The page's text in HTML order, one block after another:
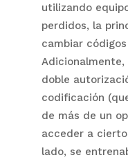
utilizando
perdidos, la
cambiar
doble
codificación
de más de un
acceder a
lado, se